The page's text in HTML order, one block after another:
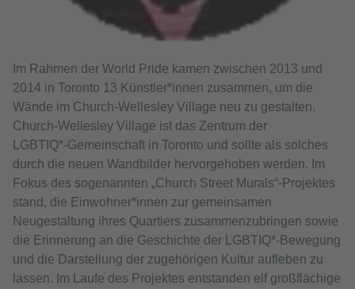
Im Rahmen der World Pride kamen zwischen 2013 und
2014 in Toronto 13 Künstler*innen zusammen, um die
Wände im Church-Wellesley Village neu zu gestalten.
Church‑Wellesley Village ist das Zentrum der
LGBTIQ*‑Gemeinschaft in Toronto und sollte als solches
durch die neuen Wandbilder hervorgehoben werden. Im
Fokus des sogenannten „Church Street Murals“-Projektes
stand, die Einwohner*innen zur gemeinsamen
Neugestaltung ihres Quartiers zusammenzubringen sowie
die Erinnerung an die Geschichte der LGBTIQ*-Bewegung
und die Darstellung der zugehörigen Kultur aufleben zu
lassen. Im Laufe des Projektes entstanden elf großflächige